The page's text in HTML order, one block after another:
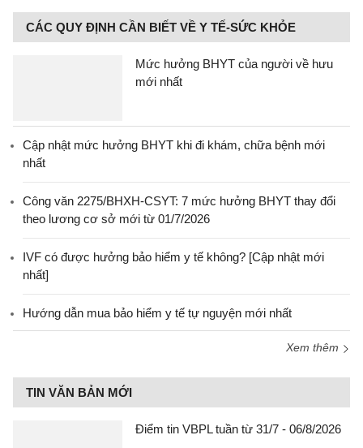
CÁC QUY ĐỊNH CẦN BIẾT VỀ Y TẾ-SỨC KHỎE
Mức hưởng BHYT của người về hưu
mới nhất
Cập nhật mức hưởng BHYT khi đi khám, chữa bệnh mới
nhất
Công văn 2275/BHXH-CSYT: 7 mức hưởng BHYT thay đổi
theo lương cơ sở mới từ 01/7/2026
IVF có được hưởng bảo hiểm y tế không? [Cập nhật mới
nhất]
Hướng dẫn mua bảo hiểm y tế tự nguyện mới nhất
Xem thêm
TIN VĂN BẢN MỚI
Điểm tin VBPL tuần từ 31/7 - 06/8/2026